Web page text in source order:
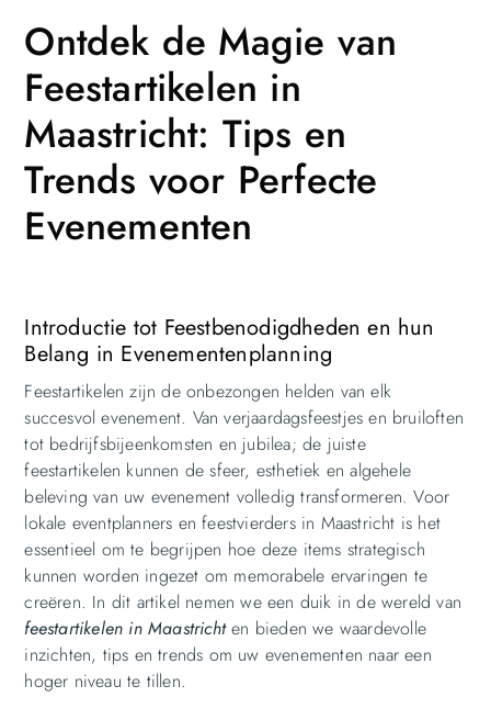
Ontdek de Magie van
Feestartikelen in
Maastricht: Tips en
Trends voor Perfecte
Evenementen
Introductie tot Feestbenodigdheden en hun
Belang in Evenementenplanning
Feestartikelen zijn de onbezongen helden van elk
succesvol evenement. Van verjaardagsfeestjes en bruiloften
tot bedrijfsbijeenkomsten en jubilea; de juiste
feestartikelen kunnen de sfeer, esthetiek en algehele
beleving van uw evenement volledig transformeren. Voor
lokale eventplanners en feestvierders in Maastricht is het
essentieel om te begrijpen hoe deze items strategisch
kunnen worden ingezet om memorabele ervaringen te
creëren. In dit artikel nemen we een duik in de wereld van
feestartikelen in Maastrichten bieden we waardevolle
inzichten, tips en trends om uw evenementen naar een
hoger niveau te tillen.